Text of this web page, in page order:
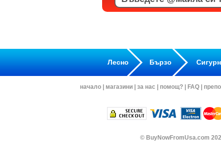
Лесно Бързо
начало магазини за нас помощ? FAQ
© BuyNowFromUsa.com